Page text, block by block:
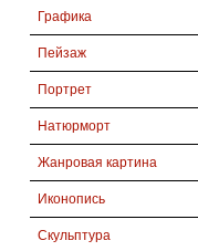
Графика
Пейзаж
Портрет
Натюрморт
Жанровая картина
Иконопись
Скульптура